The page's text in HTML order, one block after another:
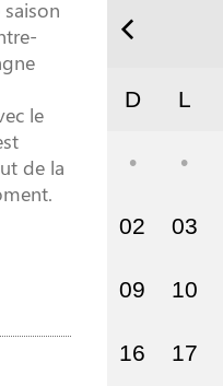
le
de la
D L
02 03
09 10
16 17